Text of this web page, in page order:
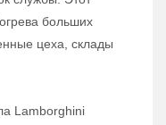
больших
цеха, склады
Lamborghini